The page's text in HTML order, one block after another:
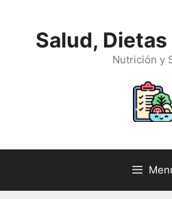
contenidoSalud,
Nutrición y